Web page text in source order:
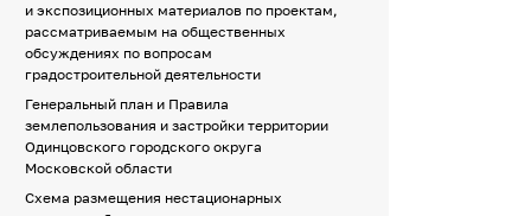
и экспозиционных материалов по проектам,
рассматриваемым на общественных
обсуждениях по вопросам
градостроительной деятельности
Генеральный план и Правила
землепользования и застройки территории
Одинцовского городского округа
Московской области
Схема размещения нестационарных